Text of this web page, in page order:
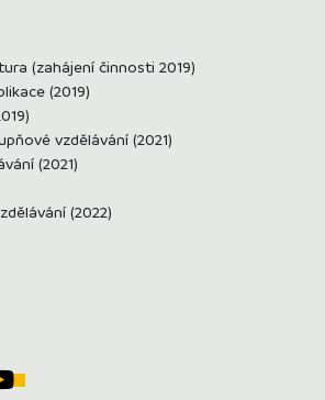
(zahájení činnosti 2019)
(2019)
vzdělávání (2021)
(2021)
(2022)